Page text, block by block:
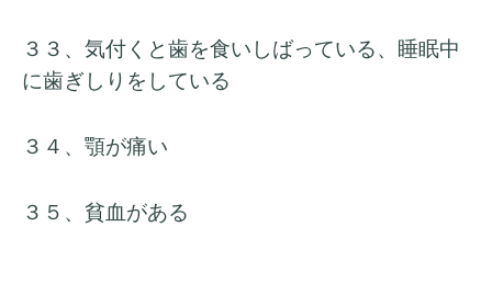
３３、気付くと歯を食いしばっている、睡眠中
に歯ぎしりをしている
３４、顎が痛い
３５、貧血がある